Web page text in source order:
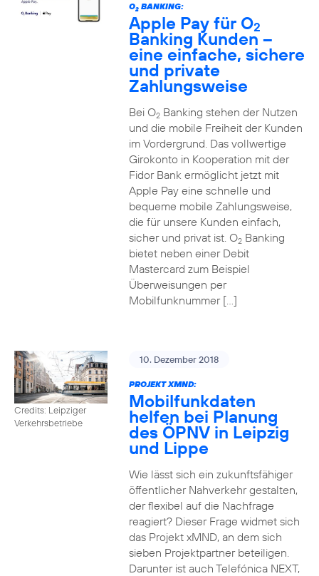
O2BANKING:
Apple Pay für O2
Banking Kunden –
eine einfache, sichere
und private
Zahlungsweise
Bei O2Banking stehen der Nutzen
und die mobile Freiheit der Kunden
im Vordergrund. Das vollwertige
Girokonto in Kooperation mit der
Fidor Bank ermöglicht jetzt mit
Apple Pay eine schnelle und
bequeme mobile Zahlungsweise,
die für unsere Kunden einfach,
sicher und privat ist. O2Banking
bietet neben einer Debit
Mastercard zum Beispiel
Überweisungen per
Mobilfunknummer […]
Credits: Leipziger
Verkehrsbetriebe
10. Dezember 2018
PROJEKT XMND:
Mobilfunkdaten
helfen bei Planung
des ÖPNV in Leipzig
und Lippe
Wie lässt sich ein zukunftsfähiger
öffentlicher Nahverkehr gestalten,
der flexibel auf die Nachfrage
reagiert? Dieser Frage widmet sich
das Projekt xMND, an dem sich
sieben Projektpartner beteiligen.
Darunter ist auch Telefónica NEXT,